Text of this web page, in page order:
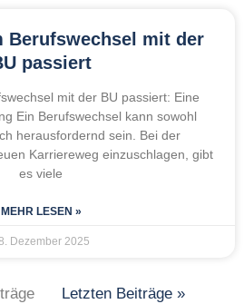
Berufswechsel mit der
passiert
mit der BU passiert: Eine
Ein Berufswechsel kann sowohl
herausfordernd sein. Bei der
Karriereweg einzuschlagen, gibt
es viele
MEHR LESEN »
Dezember 2025
Letzten Beiträge »